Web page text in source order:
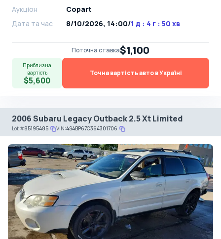
Аукціон
Copart
Дата та час
8/10/2026, 14:00/1 д : 4 г : 50 хв
Поточна ставка$1,100
Приблизна
вартість
$5,600
Точна вартість авто в Україні
2006 Subaru Legacy Outback 2.5 Xt Limited
Lot#85195485 VIN:4S4BP67C364301706